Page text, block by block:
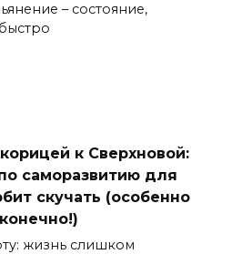
– состояние,
к Сверхновой:
саморазвитию для
скучать (особенно
жизнь слишком